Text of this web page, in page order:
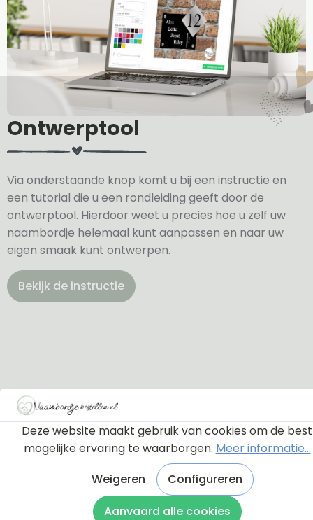
Ontwerptool
Via onderstaande knop komt u bij een instructie en
een tutorial die u een rondleiding geeft door de
ontwerptool. Hierdoor weet u precies hoe u zelf uw
naambordje helemaal kunt aanpassen en naar uw
eigen smaak kunt ontwerpen.
Bekijk de instructie
Deze website maakt gebruik van cookies om de best
mogelijke ervaring te waarborgen. Meer informatie...
Weigeren
Configureren
Aanvaard alle cookies